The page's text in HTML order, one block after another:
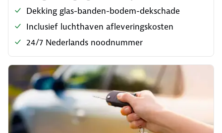
Dekking glas-banden-bodem-dekschade
Inclusief luchthaven afleveringskosten
24/7 Nederlands noodnummer